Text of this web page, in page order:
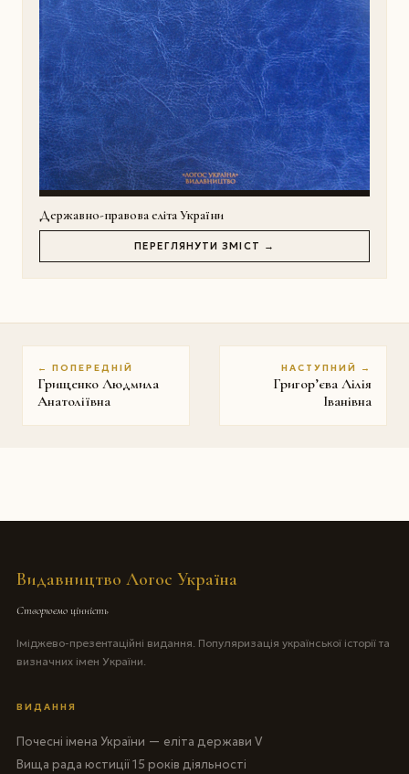
Державно-правова еліта України
ПЕРЕГЛЯНУТИ ЗМІСТ →
← ПОПЕРЕДНІЙ
Грищенко Людмила
Анатоліївна
НАСТУПНИЙ →
Григор’єва Лiлiя
Іванiвна
Видавництво Логос Україна
Створюємо цінність
Іміджево-презентаційні видання. Популяризація української історії та
визначних імен України.
ВИДАННЯ
Почесні імена України — еліта держави V
Вища рада юстиції 15 років діяльності